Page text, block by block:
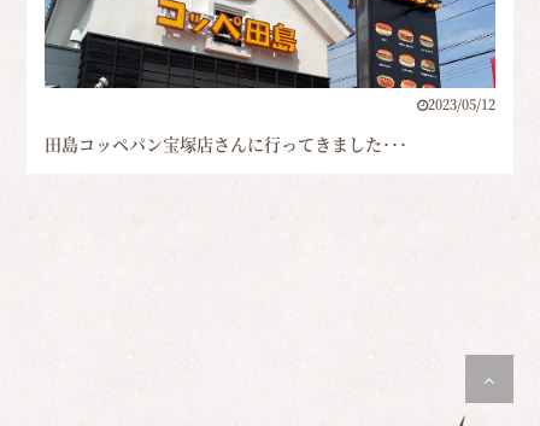
2023/05/12
田島コッペパン宝塚店さんに行ってきました･･･